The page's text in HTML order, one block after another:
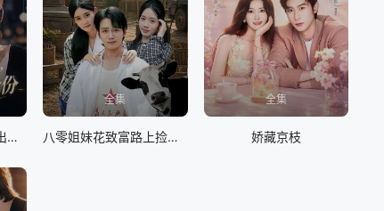
嫌我是实习生，我亮出老板身份
全集
八零姐妹花致富路上捡个他
全集
娇藏京枝